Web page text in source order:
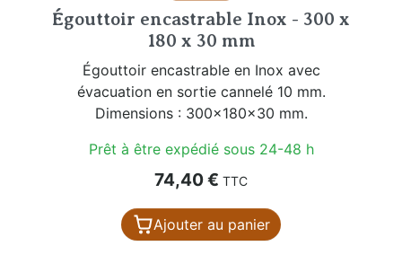
Égouttoir encastrable Inox - 300 x
180 x 30 mm
Égouttoir encastrable en Inox avec
évacuation en sortie cannelé 10 mm.
Dimensions : 300x180x30 mm.
Prêt à être expédié sous 24-48 h
Prix
74,40 € TTC
Ajouter au panier